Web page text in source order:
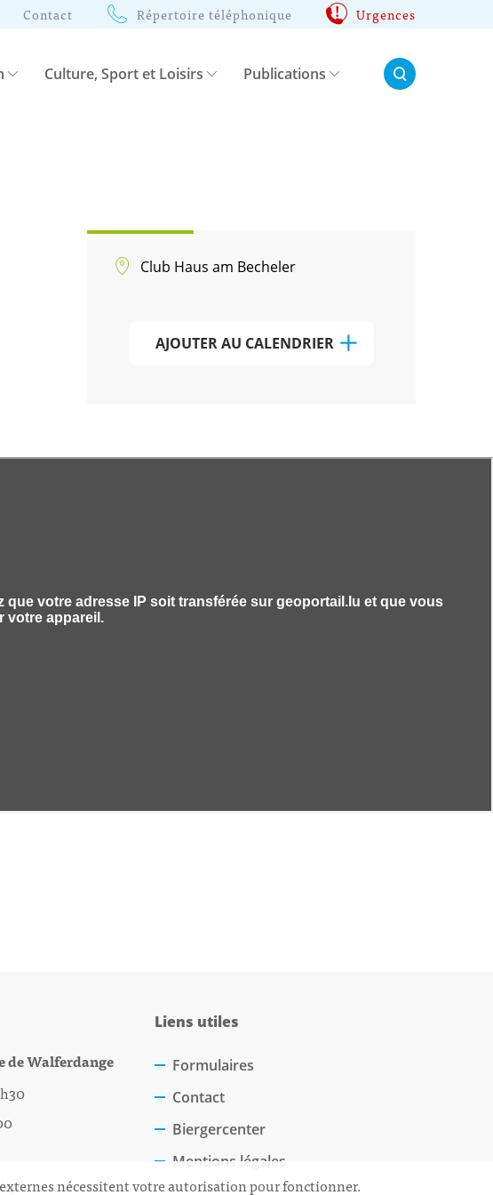
Contact Répertoire téléphonique Urgences
Culture, Sport et Loisirs Publications Rechercher:
Club Haus am Becheler
AJOUTER AU CALENDRIER
Walferdange
Liens utiles
Formulaires
Contact
Biergercenter
Mentions légales
nécessitent votre autorisation pour fonctionner.